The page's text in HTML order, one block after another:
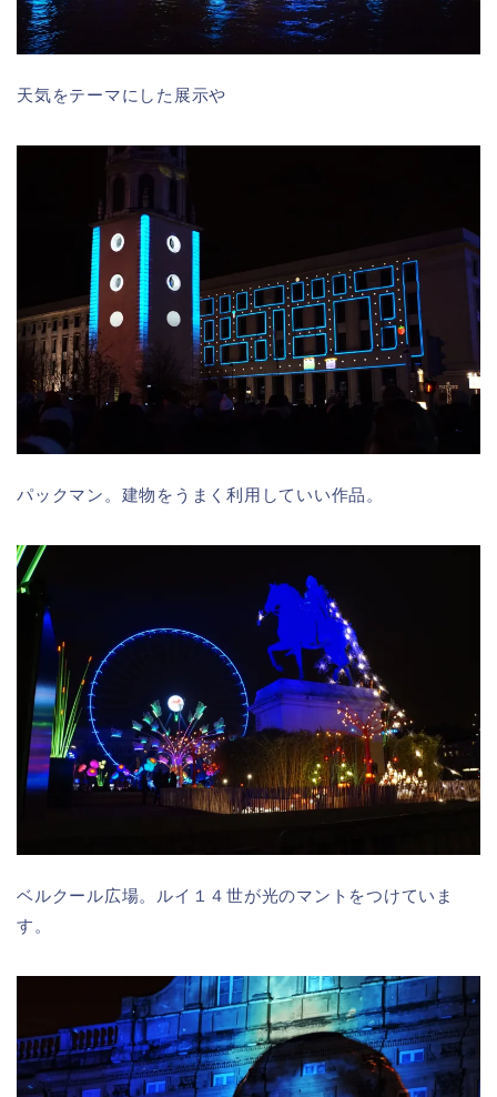
天気をテーマにした展示や
パックマン。建物をうまく利用していい作品。
ベルクール広場。ルイ１４世が光のマントをつけていま
す。